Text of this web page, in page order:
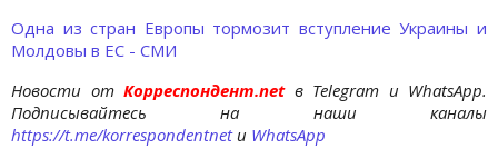
Одна из стран Европы тормозит вступление Украины и
Молдовы в ЕС - СМИ
Новости отКорреспондент.net в Telegram и WhatsApp.
Подписывайтесь на наши каналы
https://t.me/korrespondentnetи WhatsApp